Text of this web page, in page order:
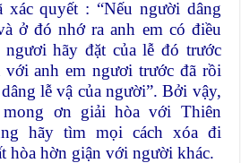
xác quyết : “Nếu người dâng
ở đó nhớ ra anh em có điều
hãy đặt của lễ đó trước
anh em ngươi trước đã rồi
lễ vậ của người”. Bởi vậy,
ơn giải hòa với Thiên
hãy tìm mọi cách xóa đi
hòa hờn giận với người khác.